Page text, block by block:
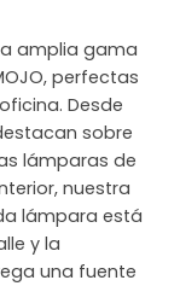
amplia gama
perfectas
Desde
sobre
lámparas de
nuestra
lámpara está
y la
una fuente